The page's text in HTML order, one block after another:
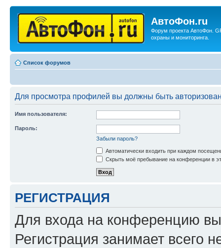
АвтоФон.ru
Форум проекта АвтоФон.
охраны и мониторинга.
Список форумов
Для просмотра профилей вы должны быть
Имя пользователя:
Пароль:
Забыли пароль?
Автоматически входить при каждом
Скрыть моё пребывание на конференции в
РЕГИСТРАЦИЯ
Для входа на конференцию
Регистрация занимает всего